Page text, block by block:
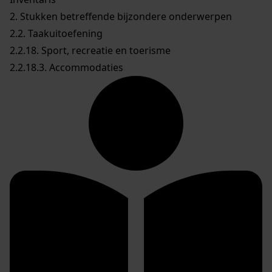
2. Stukken betreffende bijzondere onderwerpen
2.2. Taakuitoefening
2.2.18. Sport, recreatie en toerisme
2.2.18.3. Accommodaties